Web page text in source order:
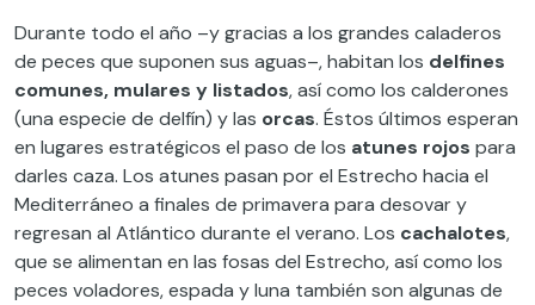
Durante todo el año –y gracias a los grandes caladeros
de peces que suponen sus aguas–, habitan los delfines
comunes, mulares y listados, así como los calderones
(una especie de delfín) y las orcas. Éstos últimos esperan
en lugares estratégicos el paso de los atunes rojos para
darles caza. Los atunes pasan por el Estrecho hacia el
Mediterráneo a finales de primavera para desovar y
regresan al Atlántico durante el verano. Los cachalotes,
que se alimentan en las fosas del Estrecho, así como los
peces voladores, espada y luna también son algunas de